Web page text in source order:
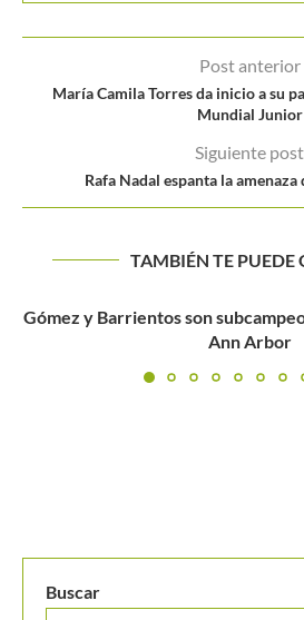
Post anterior
María Camila Torres da inicio a su
Mundial Junior
Siguiente post
Rafa Nadal espanta la amenaza
TAMBIÉN TE PUEDE
Nicolás Mejía sorprende al
Coast
Buscar